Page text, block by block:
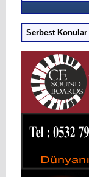
Serbest Konular